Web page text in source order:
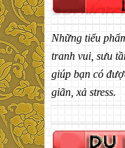
Những tiểu
tranh vui, sưu
giúp bạn có
giãn, xả stress.